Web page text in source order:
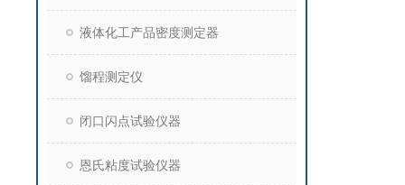
液体化工产品密度测定器
馏程测定仪
闭口闪点试验仪器
恩氏粘度试验仪器